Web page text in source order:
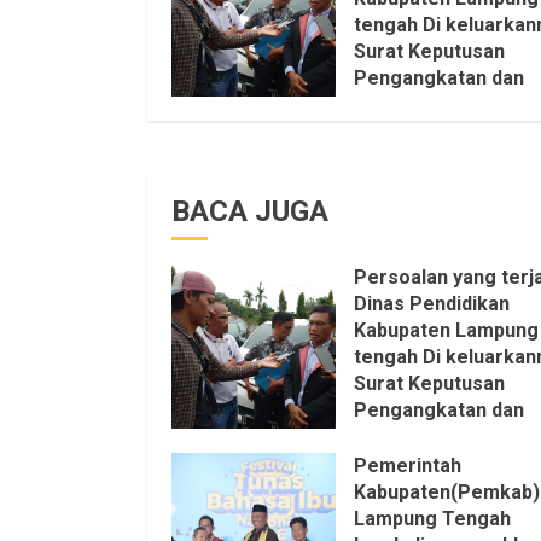
tengah Di
Surat Keputusan
Pengangkatan dan
KKN, dan Unsur
6 AGUSTUS 2026
BACA JUGA
Persoalan yang
Dinas Pendidikan
Kabupaten Lampung
tengah Di
Surat Keputusan
Pengangkatan dan
Setruktur Pengurus
KKKS Sepihak
LSM LPAB Sofyan
Pemerintah
Kabupaten(Pemkab)
Lampung Tengah